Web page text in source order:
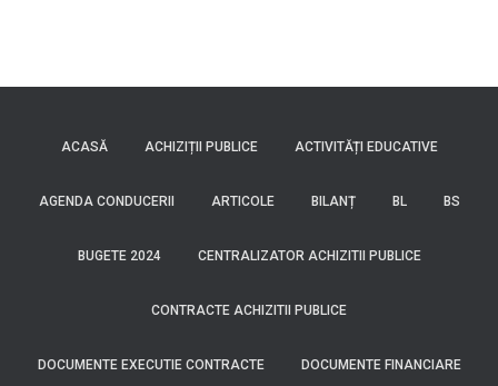
ACASĂ ACHIZIȚII PUBLICE ACTIVITĂȚI EDUCATIVE
AGENDA CONDUCERII ARTICOLE BILANȚ BL BS
BUGETE 2024 CENTRALIZATOR ACHIZITII PUBLICE
CONTRACTE ACHIZITII PUBLICE
DOCUMENTE EXECUTIE CONTRACTE DOCUMENTE FINANCIARE